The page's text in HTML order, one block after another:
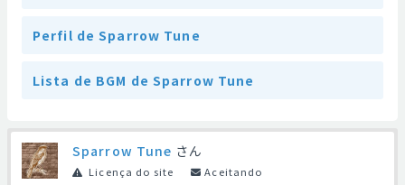
Perfil de Sparrow Tune
Lista de BGM de Sparrow Tune
Sparrow Tune さん
Licença do site Aceitando